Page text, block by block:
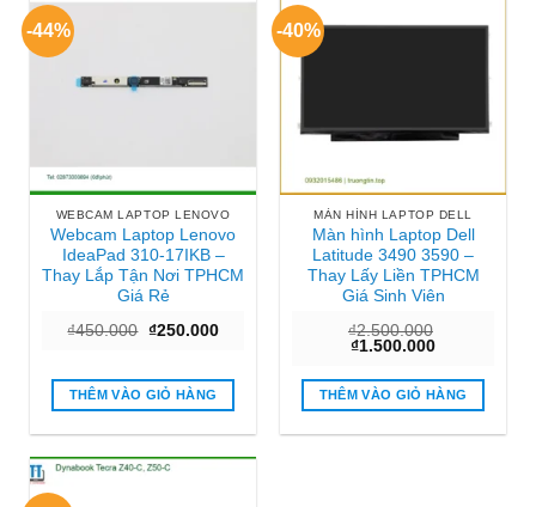
-44%
WEBCAM LAPTOP LENOVO
Webcam Laptop Lenovo
IdeaPad 310-17IKB –
Thay Lắp Tận Nơi TPHCM
Giá Rẻ
₫450.000 Giá
₫450.000.
₫250.000Giá
là:
THÊM VÀO GIỎ HÀNG
-40%
MÀN HÌNH LAPTOP DELL
Màn hình Laptop Dell
Latitude 3490 3590 –
Thay Lấy Liền TPHCM
Giá Sinh Viên
₫2.500.000
Giá
là:
₫2.500.000.
₫1.500.000Giá
tại
là:
₫1.500.000.
THÊM VÀO GIỎ HÀNG